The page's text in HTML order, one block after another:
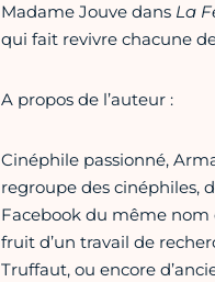
Madame Jouve dans La
qui fait revivre chacune
A propos de l’auteur :
Cinéphile passionné,
regroupe des cinéphiles,
Facebook du même nom
fruit d’un travail de
Truffaut, ou encore